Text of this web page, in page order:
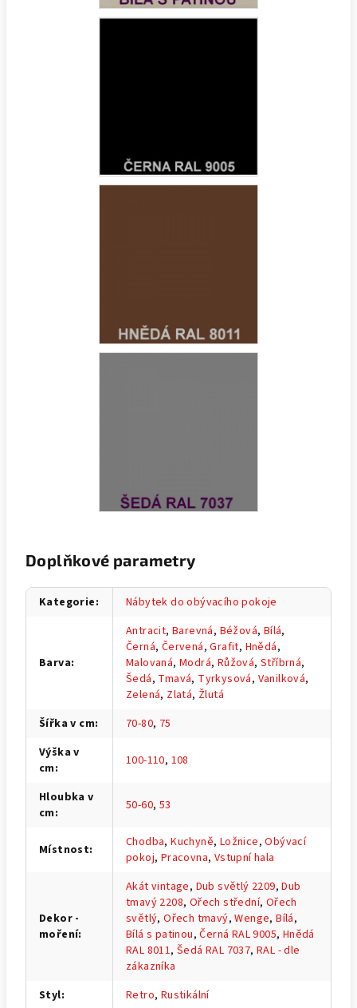
Doplňkové parametry
Kategorie: Nábytek do obývacího pokoje
Barva:
Antracit,Barevná, Béžová, Bílá,
Černá, Červená,Grafit, Hnědá,
Malovaná,Modrá, Růžová,Stříbrná,
Šedá, Tmavá, Tyrkysová, Vanilková,
Zelená, Zlatá, Žlutá
Šířka v cm: 70-80, 75
Výška v
cm: 100-110, 108
Hloubka v
cm: 50-60, 53
Místnost: Chodba,Kuchyně, Ložnice,Obývací
pokoj, Pracovna, Vstupní hala
Dekor -
moření:
Akát vintage, Dub světlý 2209,Dub
tmavý 2208, Ořech střední, Ořech
světlý,Ořech tmavý,Wenge,Bílá,
Bílá s patinou,Černá RAL 9005, Hnědá
RAL 8011,Šedá RAL 7037,RAL - dle
zákazníka
Styl: Retro, Rustikální